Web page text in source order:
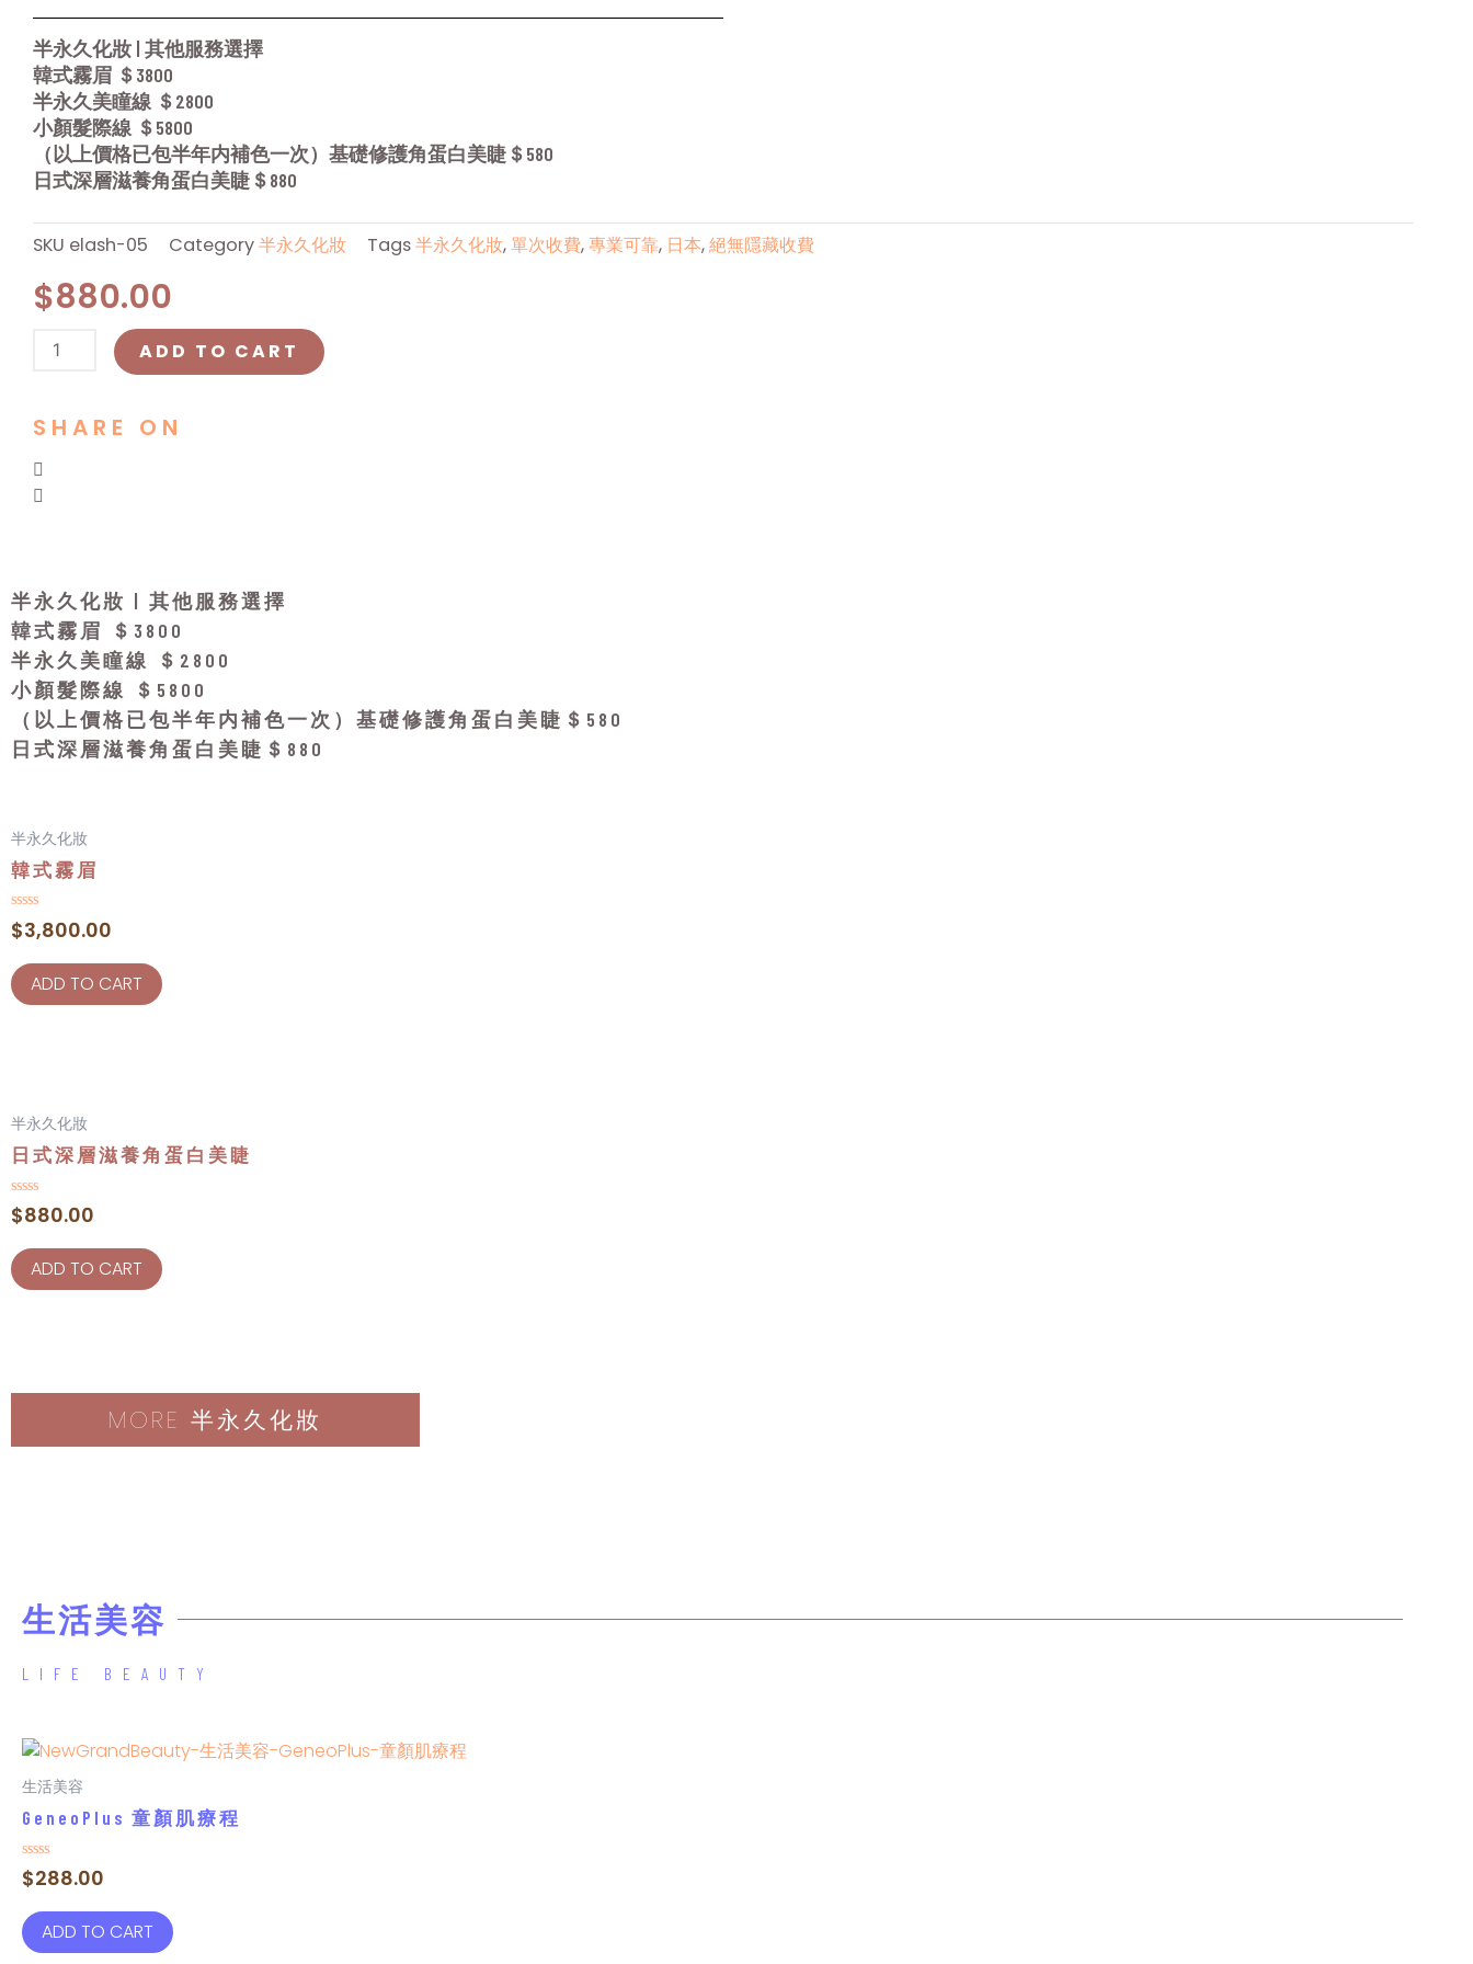
半永久化妝 | 其他服務選擇
韓式霧眉 ＄3800
半永久美瞳線 ＄2800
小顏髮際線 ＄5800
（以上價格已包半年内補色一次）基礎修護角蛋白美睫＄580
日式深層滋養角蛋白美睫＄880
SKU elash-05 Category半永久化妝 Tags半永久化妝,單次收費,專業可靠, 日本,絕無隱藏收費
$880.00
層
養
角
睫
QUANTITY
ADD TO CART
SHARE ON
半永久化妝 | 其他服務選擇
韓式霧眉 ＄3800
半永久美瞳線 ＄2800
小顏髮際線 ＄5800
（以上價格已包半年内補色一次）基礎修護角蛋白美睫＄580
日式深層滋養角蛋白美睫＄880
半永久化妝
韓式霧眉
Rated
0
of
5
$3,800.00
ADD TO CART
半永久化妝
日式深層滋養角蛋白美睫
Rated
0
of
5
$880.00
ADD TO CART
MORE 半永久化妝
生活美容
LIFE BEAUTY
生活美容
GeneoPlus 童顏肌療程
Rated
0
of
5
$288.00
ADD TO CART